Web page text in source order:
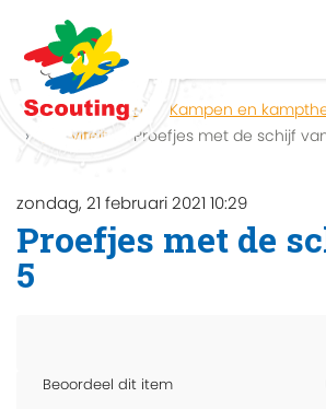
Home Zoeken
Kampen en
Activiteit
Proefjes met de schijf
zondag, 21 februari 2021 10:29
Proefjes met de
5
Beoordeel dit item